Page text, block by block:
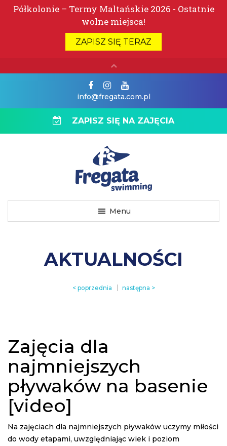
info@fregata.com.pl
ZAPISZ SIĘ NA ZAJĘCIA
Menu
AKTUALNOŚCI
< poprzednia następna >
Zajęcia dla
najmniejszych
pływaków na basenie
[video]
Na zajęciach dla najmniejszych pływaków uczymy miłości
do wody etapami, uwzględniając wiek i poziom